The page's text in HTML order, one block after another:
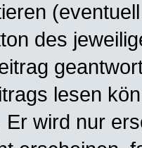
des
lesen
Er wird nur